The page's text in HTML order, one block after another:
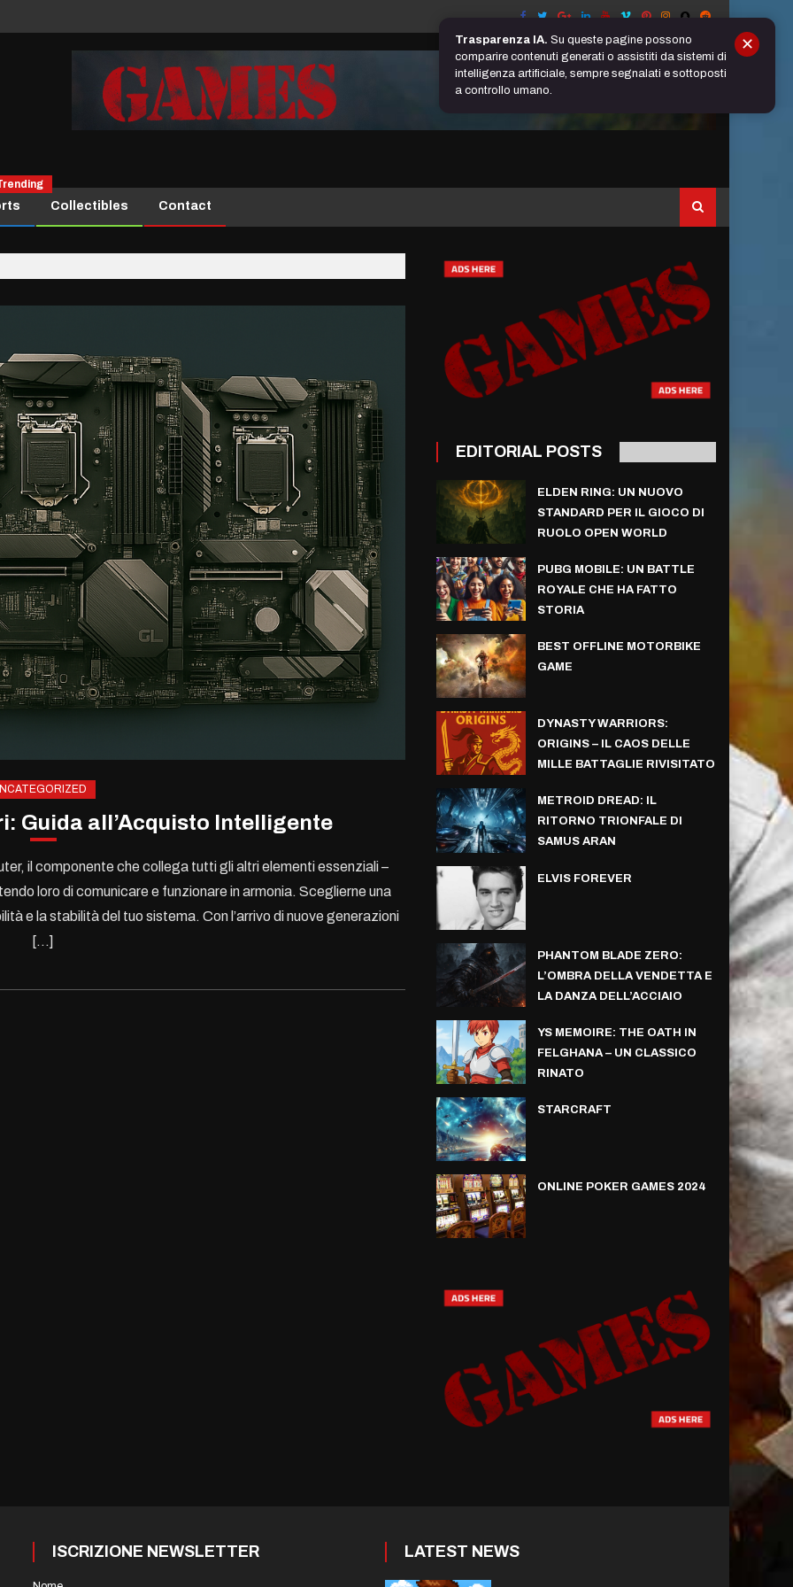
Collectibles Contact
Guida all’Acquisto Intelligente
il componente che collega tutti gli altri elementi essenziali –
loro di comunicare e funzionare in armonia. Sceglierne una
e la stabilità del tuo sistema. Con l’arrivo di nuove generazioni
[…]
EDITORIAL POSTS
ELDEN RING: UN NUOVO
STANDARD PER IL GIOCO DI
RUOLO OPEN WORLD
PUBG MOBILE: UN BATTLE
ROYALE CHE HA FATTO
STORIA
BEST OFFLINE MOTORBIKE
GAME
DYNASTY WARRIORS:
ORIGINS – IL CAOS DELLE
MILLE BATTAGLIE RIVISITATO
METROID DREAD: IL
RITORNO TRIONFALE DI
SAMUS ARAN
ELVIS FOREVER
PHANTOM BLADE ZERO:
L’OMBRA DELLA VENDETTA E
LA DANZA DELL’ACCIAIO
YS MEMOIRE: THE OATH IN
FELGHANA – UN CLASSICO
RINATO
STARCRAFT
ONLINE POKER GAMES 2024
ISCRIZIONE NEWSLETTER LATEST NEWS
Trasparenza IA. Su queste pagine possono
comparire contenuti generati o assistiti da sistemi di
intelligenza artificiale, sempre segnalati e sottoposti
a controllo umano.
✕